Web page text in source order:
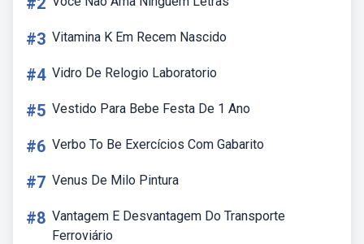
#3 Vitamina K Em Recem Nascido
#4 Vidro De Relogio Laboratorio
#5 Vestido Para Bebe Festa De 1 Ano
#6 Verbo To Be Exercícios Com Gabarito
#7 Venus De Milo Pintura
#8 Vantagem E Desvantagem Do Transporte
Ferroviário